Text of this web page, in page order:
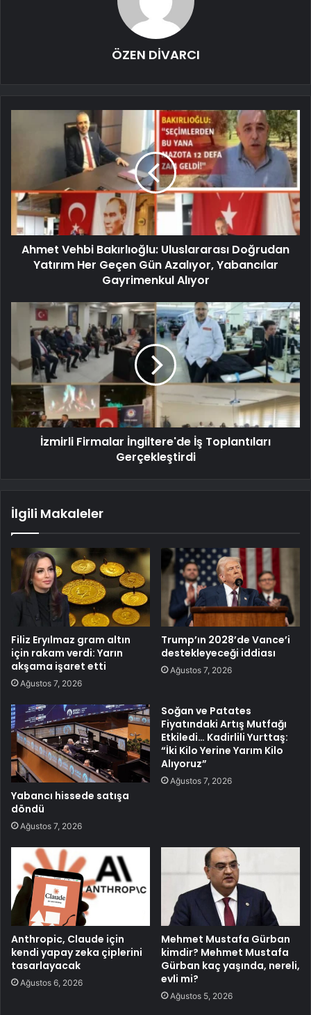
ÖZEN DİVARCI
Ahmet Vehbi Bakırlıoğlu: Uluslararası Doğrudan
Yatırım Her Geçen Gün Azalıyor, Yabancılar
Gayrimenkul Alıyor
İzmirli Firmalar İngiltere'de İş Toplantıları
Gerçekleştirdi
İlgili Makaleler
Filiz Eryılmaz gram altın
için rakam verdi: Yarın
akşama işaret etti
Ağustos 7, 2026
Trump’ın 2028’de Vance’i
destekleyeceği iddiası
Ağustos 7, 2026
Yabancı hissede satışa
döndü
Ağustos 7, 2026
Soğan ve Patates
Fiyatındaki Artış Mutfağı
Etkiledi… Kadirlili Yurttaş:
“İki Kilo Yerine Yarım Kilo
Alıyoruz”
Ağustos 7, 2026
Anthropic, Claude için
kendi yapay zeka çiplerini
tasarlayacak
Ağustos 6, 2026
Mehmet Mustafa Gürban
kimdir? Mehmet Mustafa
Gürban kaç yaşında, nereli,
evli mi?
Ağustos 5, 2026